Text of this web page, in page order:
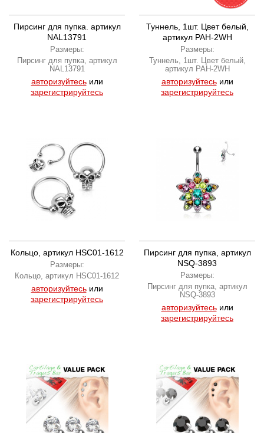
Пирсинг для пупка. артикул
NAL13791
Размеры:
Пирсинг для пупка, артикул
NAL13791
авторизуйтесьили
зарегистрируйтесь
Туннель, 1шт. Цвет белый,
артикул PAH-2WH
Размеры:
Туннель, 1шт. Цвет белый,
артикул PAH-2WH
авторизуйтесьили
зарегистрируйтесь
Кольцо, артикул HSC01-1612
Размеры:
Кольцо, артикул HSC01-1612
авторизуйтесьили
зарегистрируйтесь
Пирсинг для пупка, артикул
NSQ-3893
Размеры:
Пирсинг для пупка, артикул
NSQ-3893
авторизуйтесьили
зарегистрируйтесь